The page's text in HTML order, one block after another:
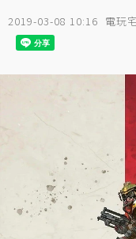
2019-03-08 10:16 電玩